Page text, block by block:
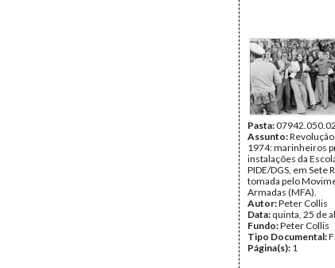
Pasta:
Assunto:
1974: marinheiros
instalações da
PIDE/DGS, em Sete
tomada pelo
Armadas (MFA).
Autor:Peter Collis
Data: quinta, 25 de
Fundo:Peter Collis
Tipo Documental:
Página(s): 1